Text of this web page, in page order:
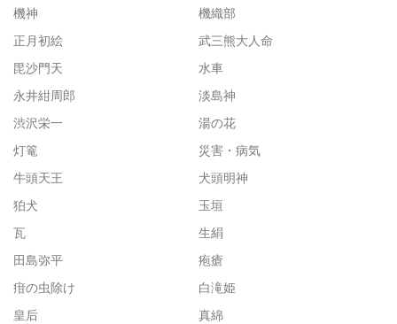
機神
機織部
正月初絵
武三熊大人命
毘沙門天
水車
永井紺周郎
淡島神
渋沢栄一
湯の花
灯篭
災害・病気
牛頭天王
犬頭明神
狛犬
玉垣
瓦
生絹
田島弥平
疱瘡
疳の虫除け
白滝姫
皇后
真綿